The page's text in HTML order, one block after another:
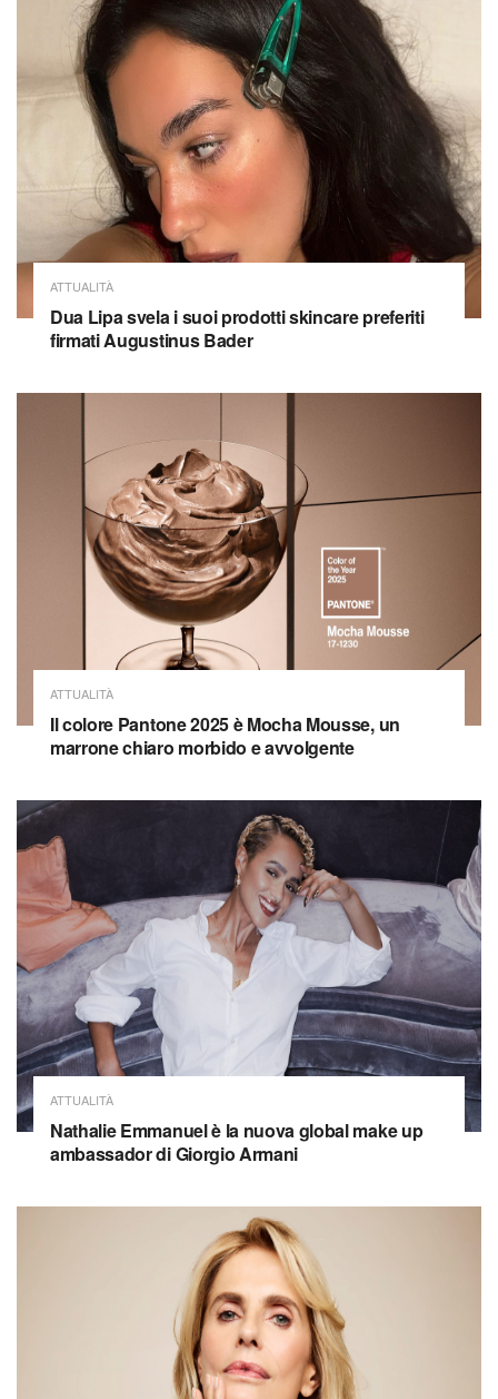
ATTUALITÀ
Dua Lipa svela i suoi prodotti skincare preferiti
firmati Augustinus Bader
ATTUALITÀ
Il colore Pantone 2025 è Mocha Mousse, un
marrone chiaro morbido e avvolgente
ATTUALITÀ
Nathalie Emmanuel è la nuova global make up
ambassador di Giorgio Armani